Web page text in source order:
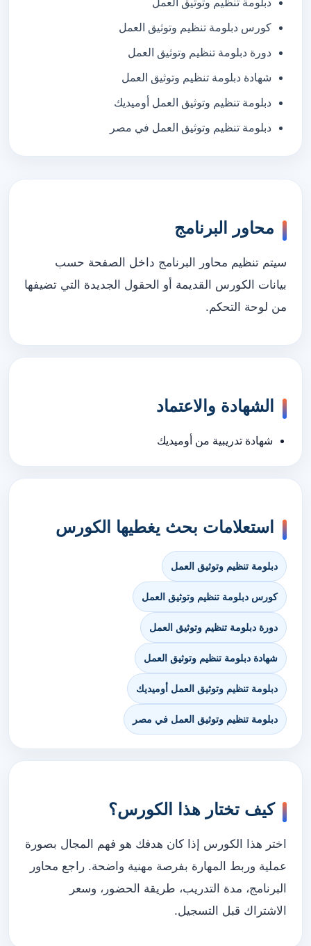
دبلومة تنظيم وتوثيق العمل
كورس دبلومة تنظيم وتوثيق العمل
دورة دبلومة تنظيم وتوثيق العمل
شهادة دبلومة تنظيم وتوثيق العمل
دبلومة تنظيم وتوثيق العمل أوميديك
دبلومة تنظيم وتوثيق العمل في مصر
محاور البرنامج
سيتم تنظيم محاور البرنامج داخل الصفحة حسب
بيانات الكورس القديمة أو الحقول الجديدة التي تضيفها
من لوحة التحكم.
الشهادة والاعتماد
شهادة تدريبية من أوميديك
استعلامات بحث يغطيها الكورس
دبلومة تنظيم وتوثيق العمل
كورس دبلومة تنظيم وتوثيق العمل
دورة دبلومة تنظيم وتوثيق العمل
شهادة دبلومة تنظيم وتوثيق العمل
دبلومة تنظيم وتوثيق العمل أوميديك
دبلومة تنظيم وتوثيق العمل في مصر
كيف تختار هذا الكورس؟
اختر هذا الكورس إذا كان هدفك هو فهم المجال بصورة
عملية وربط المهارة بفرصة مهنية واضحة. راجع محاور
البرنامج، مدة التدريب، طريقة الحضور، وسعر
الاشتراك قبل التسجيل.